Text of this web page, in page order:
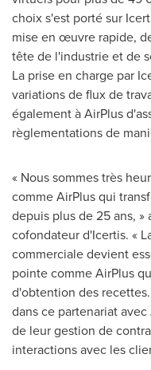
choix s'est porté sur
mise en œuvre rapide,
tête de l'industrie et de
La prise en charge par
variations de flux de
également à AirPlus
règlementations de
« Nous sommes très
comme AirPlus qui
depuis plus de 25 ans, »
cofondateur d'Icertis. «
commerciale devient
pointe comme AirPlus
d'obtention des
dans ce partenariat
de leur gestion de
interactions avec les